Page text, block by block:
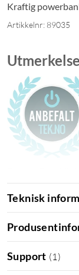
Kraftig
Artikkelnr: 89035
Teknisk
Support (1 )